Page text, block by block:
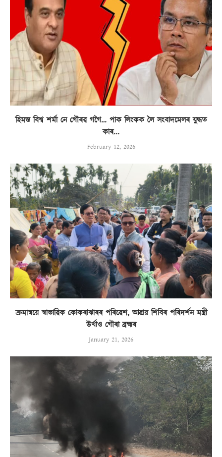
হিমন্ত বিশ্ব শৰ্মা নে গৌৰৱ গগৈ… পাক লিংকক লৈ সংবাদমেলৰ যুদ্ধত
কাৰ...
February 12, 2026
ক্ৰমান্বয়ে স্বাভাৱিক কোকৰাঝাৰৰ পৰিৱেশ, আশ্ৰয় শিবিৰ পৰিদৰ্শন মন্ত্ৰী
উৰ্খাও গৌৰা ব্ৰহ্মৰ
January 21, 2026